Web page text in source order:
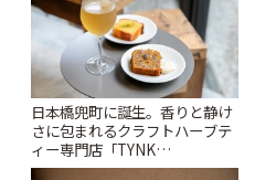
日本橋兜町に誕生。香りと静け
さに包まれるクラフトハーブテ
ィー専門店「TYNK
Kabutocho」 | ことりっぷ